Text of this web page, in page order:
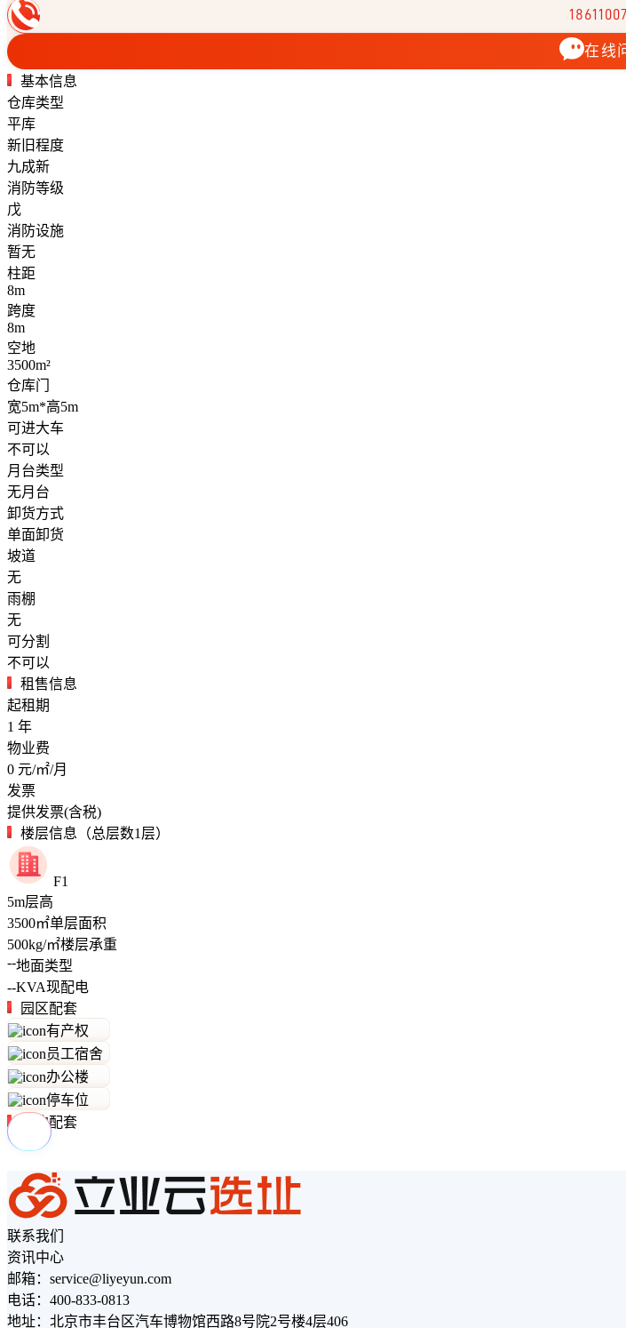
在线
基本信息
仓库类型
平库
新旧程度
九成新
消防等级
戊
消防设施
暂无
柱距
8m
跨度
8m
空地
3500m²
仓库门
宽5m*高5m
可进大车
不可以
月台类型
无月台
卸货方式
单面卸货
坡道
无
雨棚
无
可分割
不可以
租售信息
起租期
1 年
物业费
0 元/㎡/月
发票
提供发票(含税)
楼层信息（总层数1层）
F1
5m层高
3500㎡单层面积
500kg/㎡楼层承重
--地面类型
--KVA现配电
园区配套
有产权
员工宿舍
办公楼
停车位
周边配套
联系我们
资讯中心
邮箱：service@liyeyun.com
电话：400-833-0813
地址：北京市丰台区汽车博物馆西路8号院2号楼4层406